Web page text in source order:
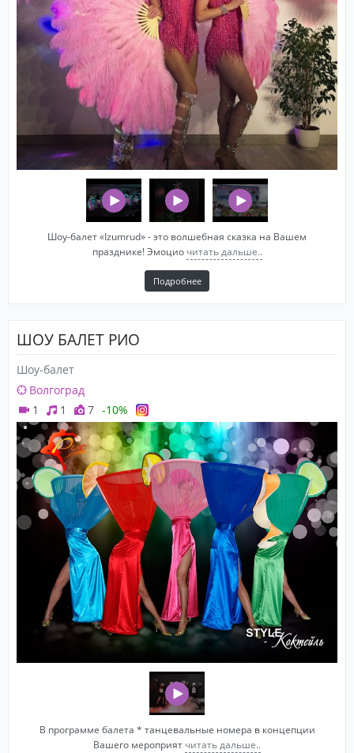
Шоу-балет «Izumrud» - это волшебная сказка на Вашем
празднике! Эмоцио читать дальше..
Подробнее
ШОУ БАЛЕТ РИО
Шоу-балет
Волгоград
1
1 7 -10%
В программе балета * танцевальные номера в концепции
Вашего мероприят читать дальше..